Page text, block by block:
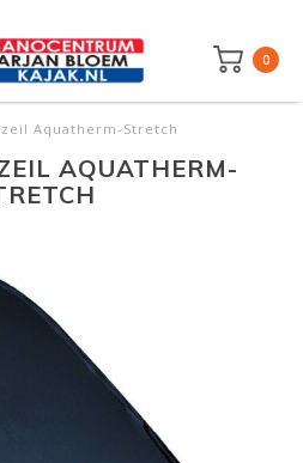
0
Aquatherm-Stretch
AQUATHERM-